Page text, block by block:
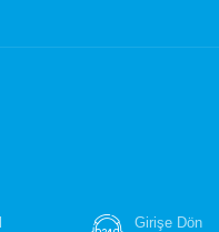
Girişe Dön